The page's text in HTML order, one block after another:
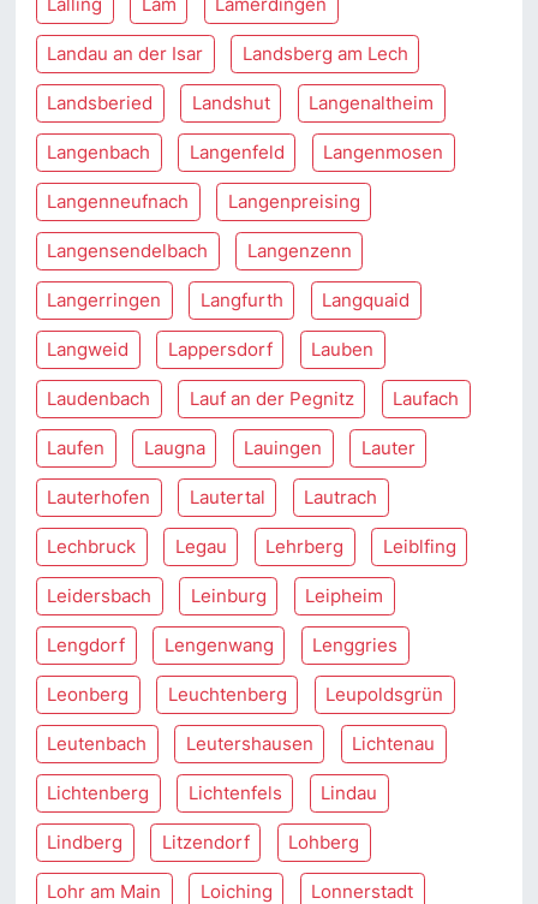
Lalling Lam Lamerdingen
Landau an der Isar Landsberg am Lech
Landsberied Landshut Langenaltheim
Langenbach Langenfeld Langenmosen
Langenneufnach Langenpreising
Langensendelbach Langenzenn
Langerringen Langfurth Langquaid
Langweid Lappersdorf Lauben
Laudenbach Lauf an der Pegnitz Laufach
Laufen Laugna Lauingen Lauter
Lauterhofen Lautertal Lautrach
Lechbruck Legau Lehrberg Leiblfing
Leidersbach Leinburg Leipheim
Lengdorf Lengenwang Lenggries
Leonberg Leuchtenberg Leupoldsgrün
Leutenbach Leutershausen Lichtenau
Lichtenberg Lichtenfels Lindau
Lindberg Litzendorf Lohberg
Lohr am Main Loiching Lonnerstadt